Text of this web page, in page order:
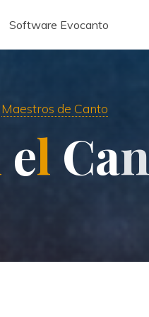
Software Evocanto
Maestros de Canto
el Can